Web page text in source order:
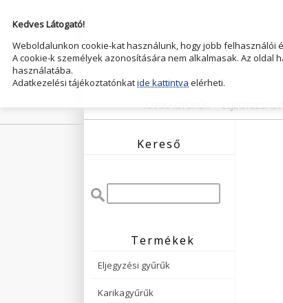
KARIKAGYŰRŰK ELJEGYZESI
Kereső
Termékek
Eljegyzési gyűrűk
Karikagyűrűk
Kedves Látogató!
Weboldalunkon cookie-kat használunk, hogy jobb felhasználói
A cookie-k személyek azonosítására nem alkalmasak. Az oldal
használatába.
Adatkezelési tájékoztatónkatide kattintva elérheti.